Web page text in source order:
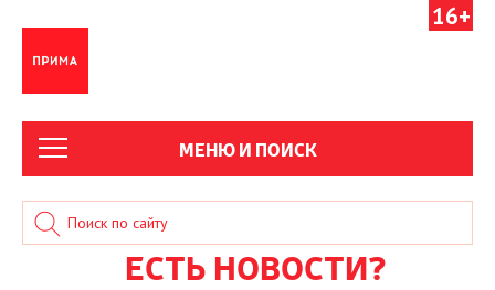
16+
МЕНЮ И ПОИСК
ЕСТЬ НОВОСТИ?